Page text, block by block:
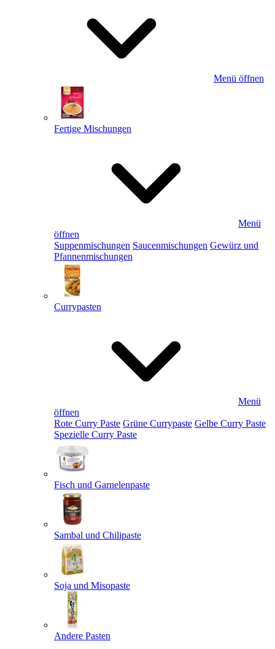
Menü öffnen
Fertige Mischungen
Menü
öffnen
Suppenmischungen Saucenmischungen Gewürz und
Pfannenmischungen
Currypasten
Menü
öffnen
Rote Curry Paste Grüne Currypaste Gelbe Curry Paste
Spezielle Curry Paste
Fisch und Garnelenpaste
Sambal und Chilipaste
Soja und Misopaste
Andere Pasten